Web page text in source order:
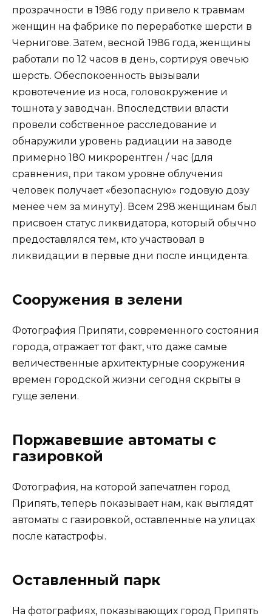
прозрачности в 1986 году привело к травмам
женщин на фабрике по переработке шерсти в
Чернигове. Затем, весной 1986 года, женщины
работали по 12 часов в день, сортируя овечью
шерсть. Обеспокоенность вызывали
кровотечение из носа, головокружение и
тошнота у заводчан. Впоследствии власти
провели собственное расследование и
обнаружили уровень радиации на заводе
примерно 180 микрорентген / час (для
сравнения, при таком уровне облучения
человек получает «безопасную» годовую дозу
менее чем за минуту). Всем 298 женщинам был
присвоен статус ликвидатора, который обычно
предоставлялся тем, кто участвовал в
ликвидации в первые дни после инцидента.
Сооружения в зелени
Фотография Припяти, современного состояния
города, отражает тот факт, что даже самые
величественные архитектурные сооружения
времен городской жизни сегодня скрыты в
гуще зелени.
Поржавевшие автоматы с
газировкой
Фотография, на которой запечатлен город
Припять, теперь показывает нам, как выглядят
автоматы с газировкой, оставленные на улицах
после катастрофы.
Оставленный парк
На фотографиях, показывающих город Припять